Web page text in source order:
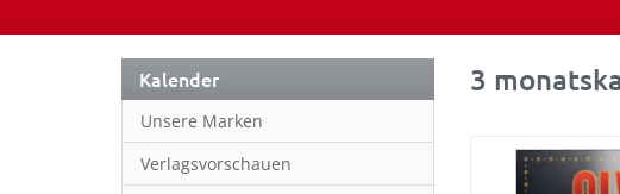
Kalender
Unsere Marken
Verlagsvorschauen
3